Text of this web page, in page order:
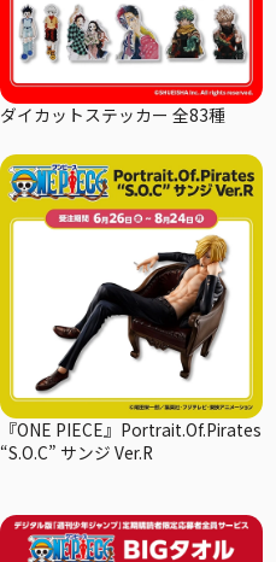
ダイカットステッカー 全83種
『ONE PIECE』Portrait.Of.Pirates
“S.O.C” サンジ Ver.R